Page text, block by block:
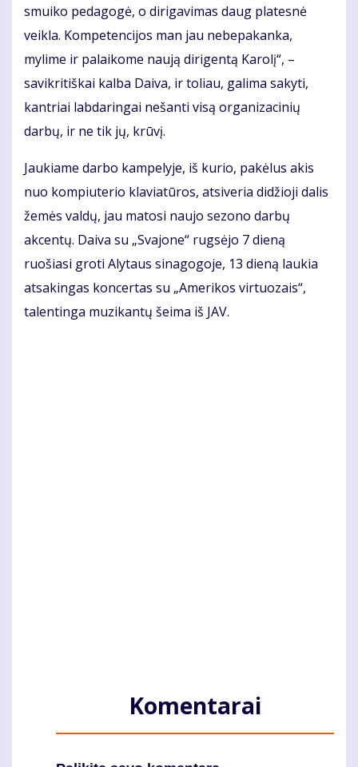
smuiko pedagogė, o dirigavimas daug platesnė
veikla. Kompetencijos man jau nebepakanka,
mylime ir palaikome naują dirigentą Karolį“, –
savikritiškai kalba Daiva, ir toliau, galima sakyti,
kantriai labdaringai nešanti visą organizacinių
darbų, ir ne tik jų, krūvį.
Jaukiame darbo kampelyje, iš kurio, pakėlus akis
nuo kompiuterio klaviatūros, atsiveria didžioji dalis
žemės valdų, jau matosi naujo sezono darbų
akcentų. Daiva su „Svajone“ rugsėjo 7 dieną
ruošiasi groti Alytaus sinagogoje, 13 dieną laukia
atsakingas koncertas su „Amerikos virtuozais“,
talentinga muzikantų šeima iš JAV.
Komentarai